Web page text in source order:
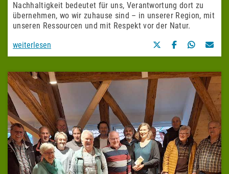
Nachhaltigkeit bedeutet für uns, Verantwortung dort zu
übernehmen, wo wir zuhause sind – in unserer Region, mit
unseren Ressourcen und mit Respekt vor der Natur.
weiterlesen